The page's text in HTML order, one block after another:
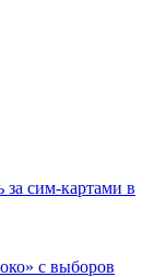
сим-картами в
с выборов